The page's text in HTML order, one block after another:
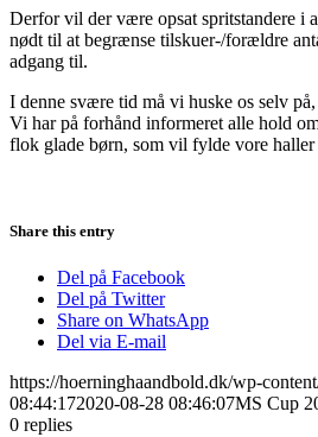
Derfor vil der være opsat spritstandere i
nødt til at begrænse tilskuer-/forældre
adgang til.
I denne svære tid må vi huske os selv
Vi har på forhånd informeret alle hold
flok glade børn, som vil fylde vore haller
Share this entry
Del på Facebook
Del på Twitter
Share on WhatsApp
Del via E-mail
https://hoerninghaandbold.dk/wp-
08:44:172020-08-28 08:46:07MS Cup
0 replies